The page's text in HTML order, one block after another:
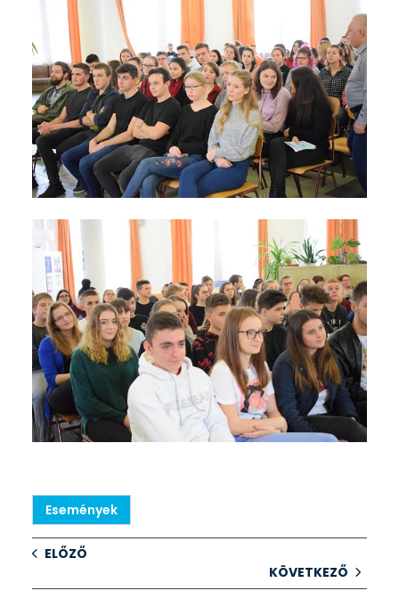
Események
ELŐZŐ
KÖVETKEZŐ